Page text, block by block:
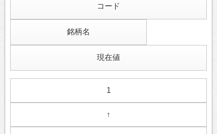
コード
銘柄名
現在値
1
↑